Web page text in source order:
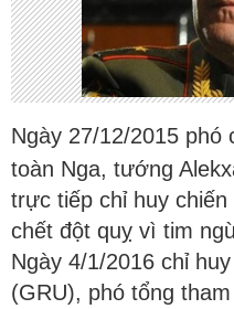
Ngày 27/12/2015 phó chỉ huy Đơn vị lính dù
toàn Nga, tướng
trực tiếp chỉ huy
chết đột quỵ vì tim
Ngày 4/1/2016 chỉ
(GRU), phó tổng